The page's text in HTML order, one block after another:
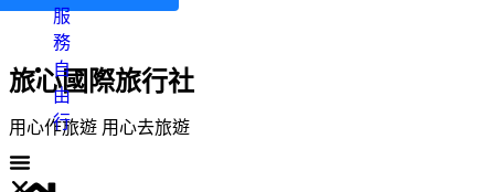
服
務
自
由
行
旅心國際旅行社
用心作旅遊 用心去旅遊